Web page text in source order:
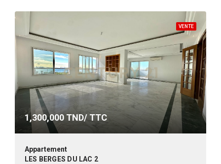
VENTE
1,300,000 TND/ TTC
Appartement
LES BERGES DU LAC 2